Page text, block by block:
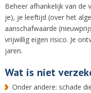
Beheer afhankelijk van de
je), je leeftijd (over het
aanschafwaarde
vrijwillig eigen risico. Je
jaren.
Wat is niet
Onder andere: schade